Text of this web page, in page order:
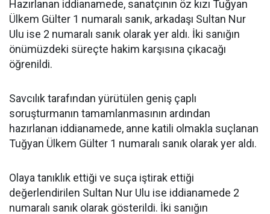
Hazırlanan iddianamede, sanatçının öz kızı Tuğyan
Ülkem Gülter 1 numaralı sanık, arkadaşı Sultan Nur
Ulu ise 2 numaralı sanık olarak yer aldı. İki sanığın
önümüzdeki süreçte hakim karşısına çıkacağı
öğrenildi.
Savcılık tarafından yürütülen geniş çaplı
soruşturmanın tamamlanmasının ardından
hazırlanan iddianamede, anne katili olmakla suçlanan
Tuğyan Ülkem Gülter 1 numaralı sanık olarak yer aldı.
Olaya tanıklık ettiği ve suça iştirak ettiği
değerlendirilen Sultan Nur Ulu ise iddianamede 2
numaralı sanık olarak gösterildi. İki sanığın